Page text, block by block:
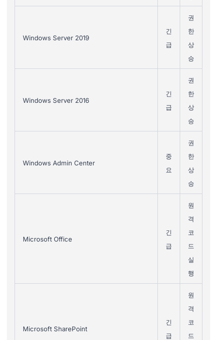
Windows Server 2019
긴
급
권
한
상
승
Windows Server 2016
긴
급
권
한
상
승
Windows Admin Center
중
요
권
한
상
승
Microsoft Office
긴
급
원
격
코
드
실
행
Microsoft SharePoint
긴
급
원
격
코
드